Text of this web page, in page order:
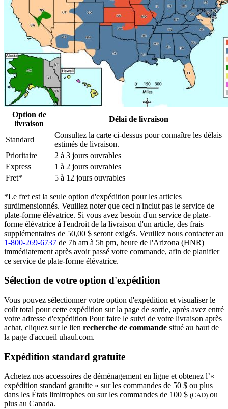
Option de
livraison
Délai de livraison
Standard
Consultez la carte ci-dessus pour connaître les délais
estimés de livraison.
Prioritaire
2 à 3 jours ouvrables
Express
1 à 2 jours ouvrables
Fret*
5 à 12 jours ouvrables
*Le fret est la seule option d'expédition pour les articles
surdimensionnés. Veuillez noter que ceci n'inclut pas le service de
plate-forme élévatrice. Si vous avez besoin d'un service de plate-
forme élévatrice à l'endroit de la livraison d'un article, des frais
supplémentaires de 50,00 $ seront exigés. Veuillez nous contacter au
1-800-269-6737 de 7h am à 5h pm, heure de l'Arizona (HNR)
immédiatement après avoir passé votre commande, afin de planifier
ce service de plate-forme élévatrice.
Sélection de votre option d'expédition
Vous pouvez sélectionner votre option d'expédition et visualiser le
coût total pour cette expédition sur la page de sortie, après avez entré
votre adresse d'expédition Pour faire le suivi de votre livraison après
achat, cliquez sur le lien recherche de commande situé au haut de
la page d'accueil uhaul.com.
Expédition standard gratuite
Achetez nos accessoires de déménagement en ligne et obtenez l’«
expédition standard gratuite » sur les commandes de 50 $ ou plus
dans les États limitrophes ou sur les commandes de 100 $ (CAD) ou
plus au Canada.